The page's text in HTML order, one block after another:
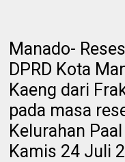
Manado-
DPRD Kota
Kaeng dari
pada masa
Kelurahan
Kamis 24 Juli